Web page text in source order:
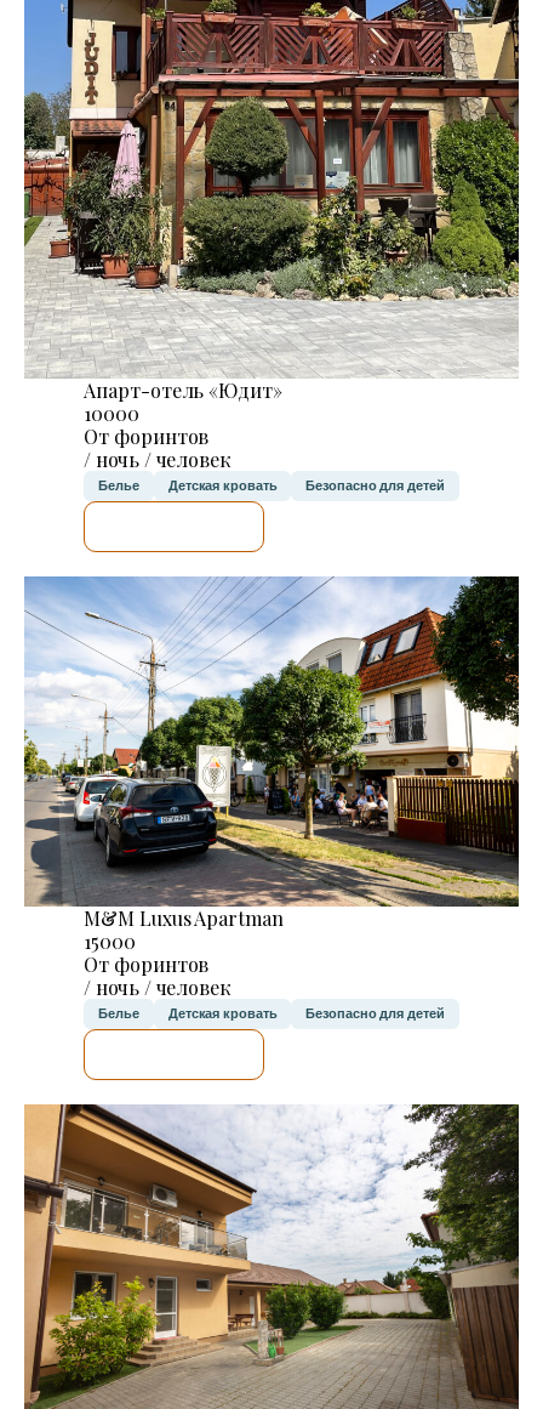
Апарт-отель «Юдит»
10000
От форинтов
/ ночь / человек
Белье Детская кровать Безопасно для детей
M&M Luxus Apartman
15000
От форинтов
/ ночь / человек
Белье Детская кровать Безопасно для детей